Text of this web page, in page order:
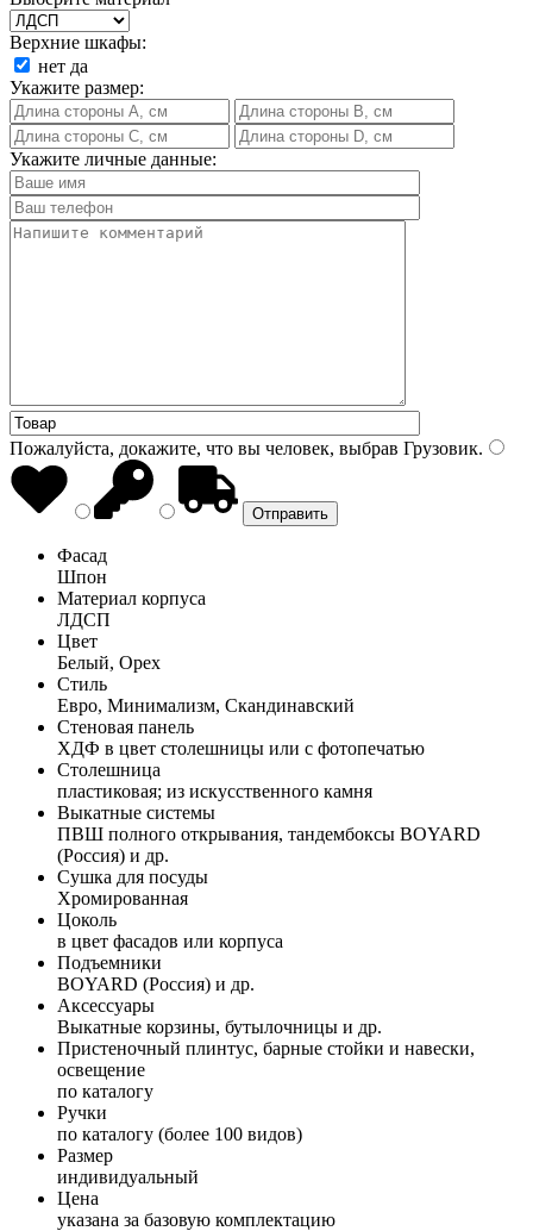
Верхние шкафы:
нет да
Укажите размер:
Укажите личные данные:
Пожалуйста, докажите, что вы человек, выбрав Грузовик.
Фасад
Шпон
Материал корпуса
ЛДСП
Цвет
Белый, Орех
Стиль
Евро, Минимализм, Скандинавский
Стеновая панель
ХДФ в цвет столешницы или с фотопечатью
Столешница
пластиковая; из искусственного камня
Выкатные системы
ПВШ полного открывания, тандембоксы BOYARD
(Россия) и др.
Сушка для посуды
Хромированная
Цоколь
в цвет фасадов или корпуса
Подъемники
BOYARD (Россия) и др.
Аксессуары
Выкатные корзины, бутылочницы и др.
Пристеночный плинтус, барные стойки и навески,
освещение
по каталогу
Ручки
по каталогу (более 100 видов)
Размер
индивидуальный
Цена
указана за базовую комплектацию